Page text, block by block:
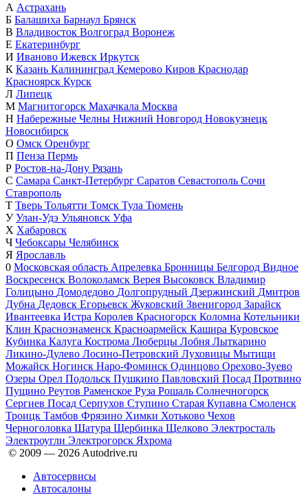
А Астрахань
Б Балашиха Барнаул Брянск
В Владивосток Волгоград Воронеж
Е Екатеринбург
И Иваново Ижевск Иркутск
К Казань Калининград Кемерово Киров Краснодар
Красноярск Курск
Л Липецк
М Магнитогорск Махачкала Москва
Н Набережные Челны Нижний Новгород Новокузнецк
Новосибирск
О Омск Оренбург
П Пенза Пермь
Р Ростов-на-Дону Рязань
С Самара Санкт-Петербург Саратов Севастополь Сочи
Ставрополь
Т Тверь Тольятти Томск Тула Тюмень
У Улан-Удэ Ульяновск Уфа
Х Хабаровск
Ч Чебоксары Челябинск
Я Ярославль
0 Московская область Апрелевка Бронницы Белгород Видное
Воскресенск Волоколамск Верея Высоковск Владимир
Голицыно Домодедово Долгопрудный Дзержинский Дмитров
Дубна Дедовск Егорьевск Жуковский Звенигород Зарайск
Ивантеевка Истра Королев Красногорск Коломна Котельники
Клин Краснознаменск Красноармейск Кашира Куровское
Кубинка Калуга Кострома Люберцы Лобня Лыткарино
Ликино-Дулево Лосино-Петровский Луховицы Мытищи
Можайск Ногинск Наро-Фоминск Одинцово Орехово-Зуево
Озеры Орел Подольск Пушкино Павловский Посад Протвино
Пущино Реутов Раменское Руза Рошаль Солнечногорск
Сергиев Посад Серпухов Ступино Старая Купавна Смоленск
Троицк Тамбов Фрязино Химки Хотьково Чехов
Черноголовка Шатура Щербинка Щелково Электросталь
Электроугли Электрогорск Яхрома
© 2009 — 2026 Autodrive.ru
Автосервисы
Автосалоны